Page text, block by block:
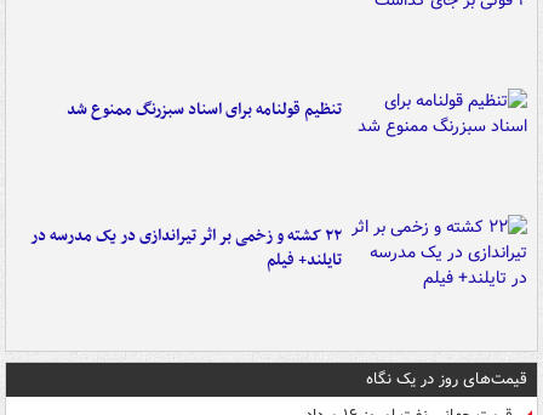
تنظیم قولنامه برای اسناد سبزرنگ ممنوع شد
۲۲ کشته و زخمی بر اثر تیراندازی در یک مدرسه در
تایلند+ فیلم
قیمت‌های روز در یک نگاه